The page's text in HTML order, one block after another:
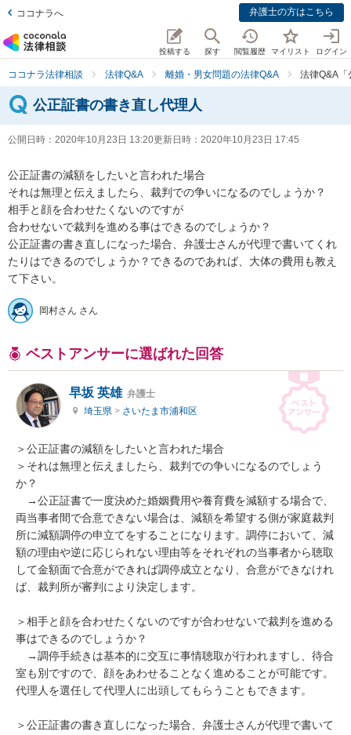
ココナラへ 弁護士の方はこちら
投稿する 探す 閲覧履歴 マイリスト ログイン
ココナラ法律相談 法律Q&A 離婚・男女問題の法律Q&A 法律Q&A「
公正証書の書き直し代理人
公開日時： 2020年10月23日 13:20更新日時： 2020年10月23日 17:45
公正証書の減額をしたいと言われた場合
それは無理と伝えましたら、裁判での争いになるのでしょうか？
相手と顔を合わせたくないのですが
合わせないで裁判を進める事はできるのでしょうか？
公正証書の書き直しになった場合、弁護士さんが代理で書いてくれ
たりはできるのでしょうか？できるのであれば、大体の費用も教え
岡村さん さん
ベストアンサーに選ばれた回答
早坂 英雄 弁護士
埼玉県 > さいたま市浦和区
＞公正証書の減額をしたいと言われた場合
＞それは無理と伝えましたら、裁判での争いになるのでしょう
か？
→公正証書で一度決めた婚姻費用や養育費を減額する場合で、
両当事者間で合意できない場合は、減額を希望する側が家庭裁判
所に減額調停の申立てをすることになります。調停において、減
額の理由や逆に応じられない理由等をそれぞれの当事者から聴取
して金額面で合意ができれば調停成立となり、合意ができなけれ
ば、裁判所が審判により決定します。
＞相手と顔を合わせたくないのですが合わせないで裁判を進める
事はできるのでしょうか？
→調停手続きは基本的に交互に事情聴取が行われますし、待合
室も別ですので、顔をあわせることなく進めることが可能です。
代理人を選任して代理人に出頭してもらうこともできます。
＞公正証書の書き直しになった場合、弁護士さんが代理で書いて